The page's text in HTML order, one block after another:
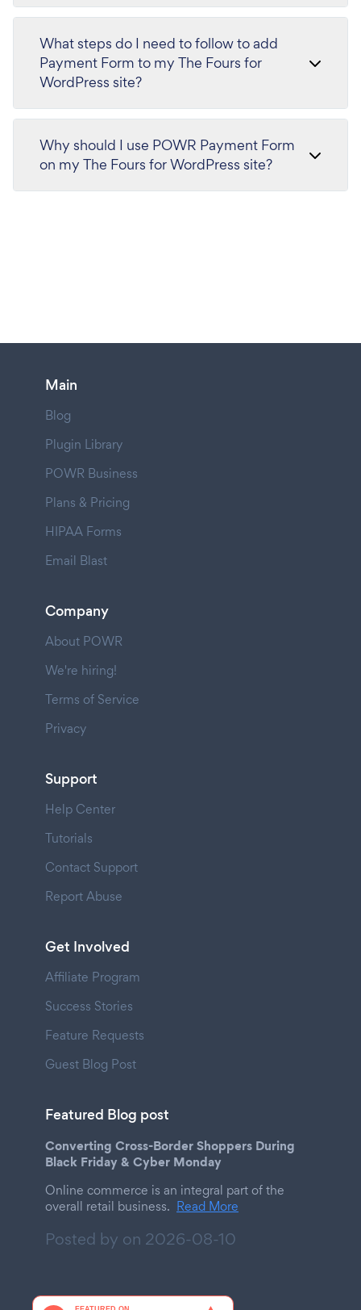
What steps do I need to follow to add
Payment Form to my The Fours for
WordPress site?
Why should I use POWR Payment Form
on my The Fours for WordPress site?
Main
Blog
Plugin Library
POWR Business
Plans & Pricing
HIPAA Forms
Email Blast
Company
About POWR
We're hiring!
Terms of Service
Privacy
Support
Help Center
Tutorials
Contact Support
Report Abuse
Get Involved
Affiliate Program
Success Stories
Feature Requests
Guest Blog Post
Featured Blog post
Converting Cross-Border Shoppers During
Black Friday & Cyber Monday
Online commerce is an integral part of the
overall retail business. Read More
Posted by on 2026-08-10